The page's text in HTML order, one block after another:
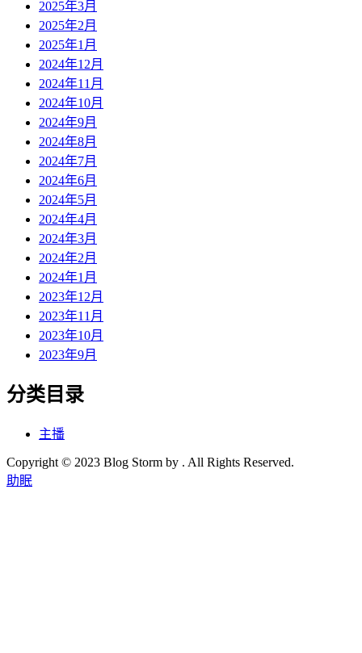
2025年3月
2025年2月
2025年1月
2024年12月
2024年11月
2024年10月
2024年9月
2024年8月
2024年7月
2024年6月
2024年5月
2024年4月
2024年3月
2024年2月
2024年1月
2023年12月
2023年11月
2023年10月
2023年9月
分类目录
主播
Copyright © 2023 Blog Storm by . All Rights Reserved.
助眠